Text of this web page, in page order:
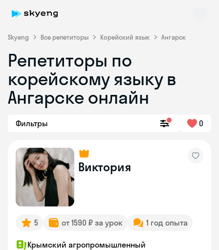
Skyeng Все репетиторы Корейский язык Ангарск
Репетиторы по
корейскому языку в
Ангарске онлайн
Фильтры 0
Виктория
5 от 1590 ₽ за урок 1 год опыта
Крымский агропромышленный
Skyeng Chat